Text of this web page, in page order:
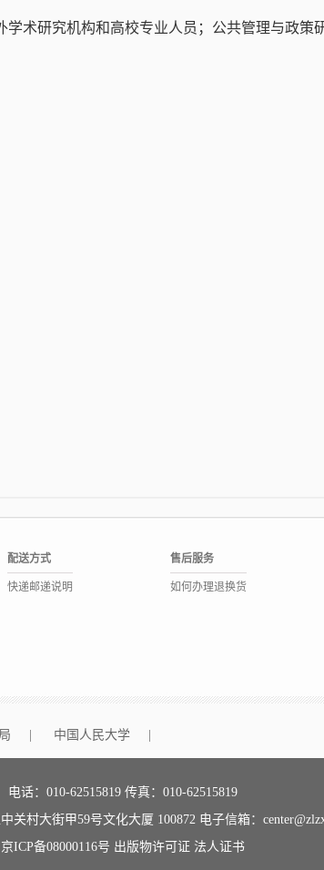
学术研究机构和高校专业人员；公共管理与政策
配送方式
快递邮递说明
售后服务
如何办理退换货
中国人民大学
电话：010-62515819 传真：010-62515819
关村大街甲59号文化大厦 100872 电子信箱：
京ICP备08000116号 出版物许可证 法人证书